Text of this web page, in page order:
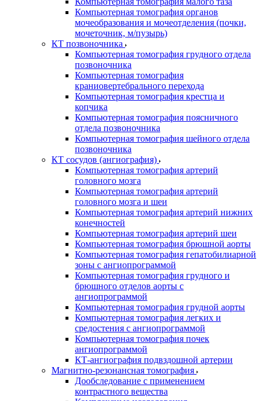
Компьютерная томография органов
мочеобразования и мочеотделения (почки,
мочеточник, м/пузырь)
КТ позвоночника
Компьютерная томография грудного отдела
позвоночника
Компьютерная томография
краниовертебрального перехода
Компьютерная томография крестца и
копчика
Компьютерная томография поясничного
отдела позвоночника
Компьютерная томография шейного отдела
позвоночника
КТ сосудов (ангиография)
Компьютерная томография артерий
головного мозга
Компьютерная томография артерий
головного мозга и шеи
Компьютерная томография артерий нижних
конечностей
Компьютерная томография артерий шеи
Компьютерная томография брюшной аорты
Компьютерная томография гепатобилиарной
зоны с ангиопрограммой
Компьютерная томография грудного и
брюшного отделов аорты с
ангиопрограммой
Компьютерная томография грудной аорты
Компьютерная томография легких и
средостения с ангиопрограммой
Компьютерная томография почек
ангиопрограммой
КТ-ангиография подвздошной артерии
Магнитно-резонансная томография
Дообследование с применением
контрастного вещества